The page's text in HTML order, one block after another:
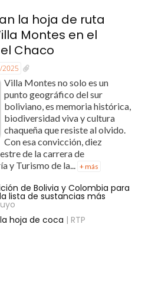
la hoja de ruta
Montes en el
Chaco
2025
Villa Montes no solo es un
punto geográfico del sur
boliviano, es memoria histórica,
biodiversidad viva y cultura
chaqueña que resiste al olvido.
Con esa convicción, diez
de la carrera de
y Turismo de la... + más
de Bolivia y Colombia para
lista de sustancias más
hoja de coca | RTP